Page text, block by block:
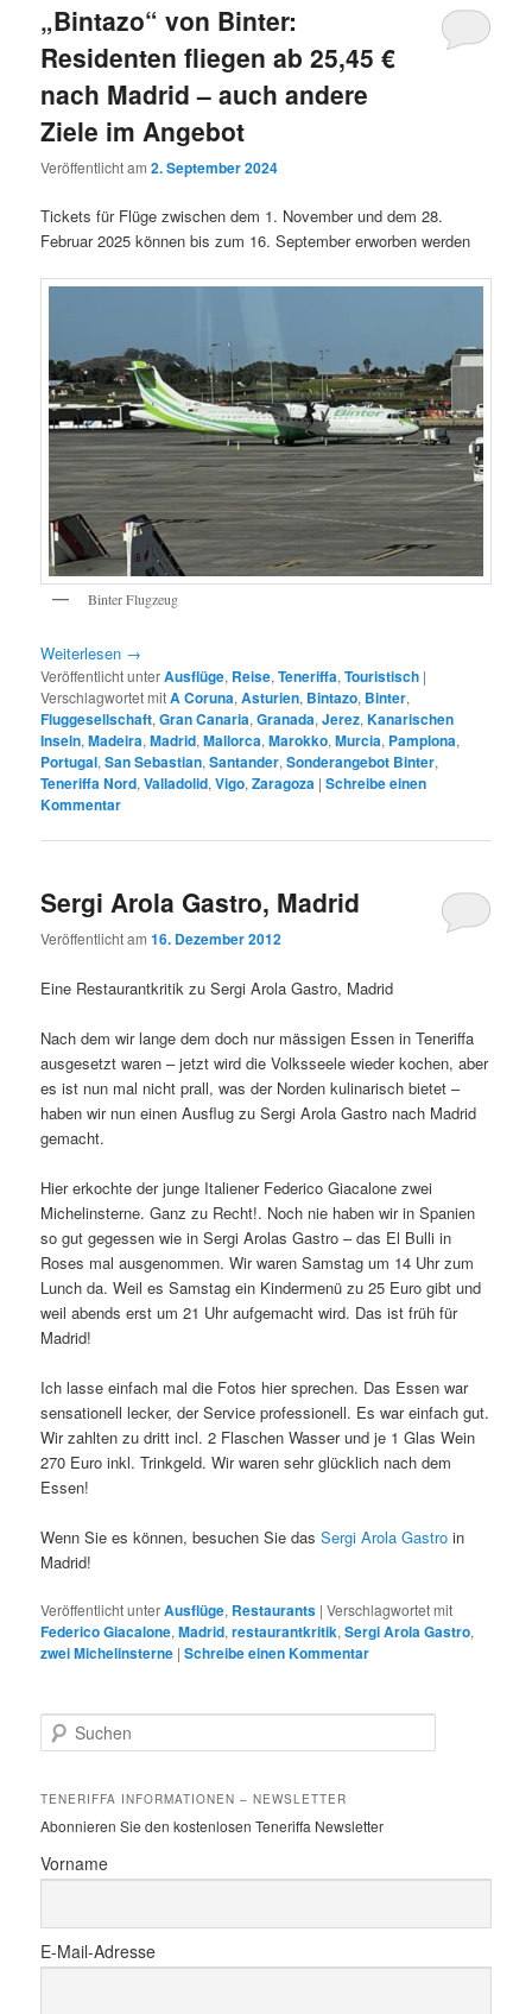
„Bintazo“ von Binter:
Residenten fliegen ab 25,45 €
nach Madrid – auch andere
Ziele im Angebot
Veröffentlicht am2. September 2024
Tickets für Flüge zwischen dem 1. November und dem 28.
Februar 2025 können bis zum 16. September erworben werden
Binter Flugzeug
Weiterlesen →
Veröffentlicht unterAusflüge, Reise,Teneriffa,Touristisch |
Verschlagwortet mitA Coruna,Asturien, Bintazo, Binter,
Fluggesellschaft,Gran Canaria,Granada,Jerez,Kanarischen
Inseln,Madeira,Madrid,Mallorca,Marokko,Murcia, Pamplona,
Portugal,San Sebastian,Santander,Sonderangebot Binter,
Teneriffa Nord,Valladolid,Vigo,Zaragoza |Schreibe einen
Kommentar
Sergi Arola Gastro, Madrid
Veröffentlicht am16. Dezember 2012
Eine Restaurantkritik zu Sergi Arola Gastro, Madrid
Nach dem wir lange dem doch nur mässigen Essen in Teneriffa
ausgesetzt waren – jetzt wird die Volksseele wieder kochen, aber
es ist nun mal nicht prall, was der Norden kulinarisch bietet –
haben wir nun einen Ausflug zu Sergi Arola Gastro nach Madrid
gemacht.
Hier erkochte der junge Italiener Federico Giacalone zwei
Michelinsterne. Ganz zu Recht!. Noch nie haben wir in Spanien
so gut gegessen wie in Sergi Arolas Gastro – das El Bulli in
Roses mal ausgenommen. Wir waren Samstag um 14 Uhr zum
Lunch da. Weil es Samstag ein Kindermenü zu 25 Euro gibt und
weil abends erst um 21 Uhr aufgemacht wird. Das ist früh für
Madrid!
Ich lasse einfach mal die Fotos hier sprechen. Das Essen war
sensationell lecker, der Service professionell. Es war einfach gut.
Wir zahlten zu dritt incl. 2 Flaschen Wasser und je 1 Glas Wein
270 Euro inkl. Trinkgeld. Wir waren sehr glücklich nach dem
Essen!
Wenn Sie es können, besuchen Sie dasSergi Arola Gastro in
Madrid!
Veröffentlicht unterAusflüge, Restaurants |Verschlagwortet mit
Federico Giacalone,Madrid,restaurantkritik,Sergi Arola Gastro,
zwei Michelinsterne |Schreibe einen Kommentar
u
h
n
TENERIFFA INFORMATIONEN – NEWSLETTER
Abonnieren Sie den kostenlosen Teneriffa Newsletter
Vorname
E-Mail-Adresse